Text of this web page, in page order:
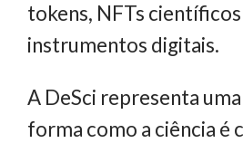
tokens, NFTs
instrumentos digitais.
A DeSci representa
forma como a ciência é